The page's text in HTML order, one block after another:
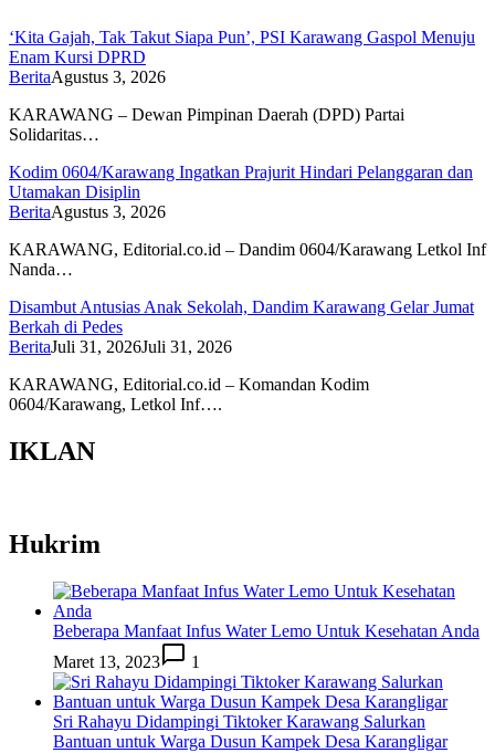
‘Kita Gajah, Tak Takut Siapa Pun’, PSI Karawang Gaspol Menuju
Enam Kursi DPRD
BeritaAgustus 3, 2026
KARAWANG – Dewan Pimpinan Daerah (DPD) Partai
Solidaritas…
Kodim 0604/Karawang Ingatkan Prajurit Hindari Pelanggaran dan
Utamakan Disiplin
BeritaAgustus 3, 2026
KARAWANG, Editorial.co.id – Dandim 0604/Karawang Letkol Inf
Nanda…
Disambut Antusias Anak Sekolah, Dandim Karawang Gelar Jumat
Berkah di Pedes
BeritaJuli 31, 2026Juli 31, 2026
KARAWANG, Editorial.co.id – Komandan Kodim
0604/Karawang, Letkol Inf….
IKLAN
Hukrim
Beberapa Manfaat Infus Water Lemo Untuk Kesehatan Anda
Maret 13, 2023
1
Sri Rahayu Didampingi Tiktoker Karawang Salurkan
Bantuan untuk Warga Dusun Kampek Desa Karangligar